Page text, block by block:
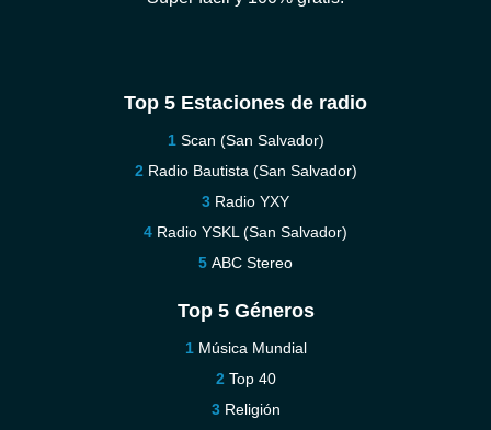
Top 5 Estaciones de radio
Scan (San Salvador)
Radio Bautista (San Salvador)
Radio YXY
Radio YSKL (San Salvador)
ABC Stereo
Top 5 Géneros
Música Mundial
Top 40
Religión